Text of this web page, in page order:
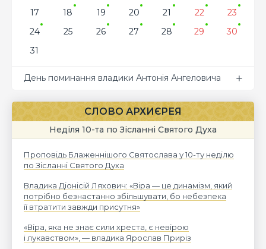
17
18 19 20 21 22
23
24
25 26 27 28 29
30
31
День поминання владики Антонія Ангеловича
СЛОВО АРХИЄРЕЯ
Неділя 10-та по Зісланні Святого Духа
Проповідь Блаженнішого Святослава у 10-ту неділю
по Зісланні Святого Духа
Владика Діонісій Ляхович: «Віра — це динамізм, який
потрібно безнастанно збільшувати, бо небезпека
її втратити завжди присутня»
«Віра, яка не знає сили хреста, є невірою
і лукавством», — владика Ярослав Приріз